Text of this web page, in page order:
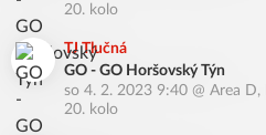
20. kolo
TJ Tlučná
GO - GO Horšovský Týn
so 4. 2. 2023 9:40 @ Area D,
20. kolo